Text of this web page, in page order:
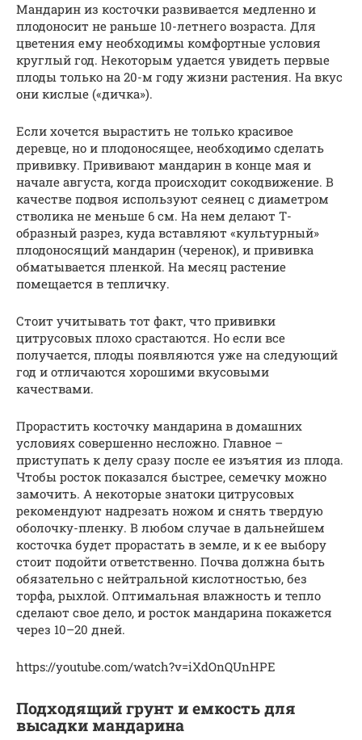
Мандарин из косточки развивается медленно и
плодоносит не раньше 10-летнего возраста. Для
цветения ему необходимы комфортные условия
круглый год. Некоторым удается увидеть первые
плоды только на 20-м году жизни растения. На вкус
они кислые («дичка»).
Если хочется вырастить не только красивое
деревце, но и плодоносящее, необходимо сделать
прививку. Прививают мандарин в конце мая и
начале августа, когда происходит сокодвижение. В
качестве подвоя используют сеянец с диаметром
стволика не меньше 6 см. На нем делают Т-
образный разрез, куда вставляют «культурный»
плодоносящий мандарин (черенок), и прививка
обматывается пленкой. На месяц растение
помещается в тепличку.
Стоит учитывать тот факт, что прививки
цитрусовых плохо срастаются. Но если все
получается, плоды появляются уже на следующий
год и отличаются хорошими вкусовыми
качествами.
Прорастить косточку мандарина в домашних
условиях совершенно несложно. Главное –
приступать к делу сразу после ее изъятия из плода.
Чтобы росток показался быстрее, семечку можно
замочить. А некоторые знатоки цитрусовых
рекомендуют надрезать ножом и снять твердую
оболочку-пленку. В любом случае в дальнейшем
косточка будет прорастать в земле, и к ее выбору
стоит подойти ответственно. Почва должна быть
обязательно с нейтральной кислотностью, без
торфа, рыхлой. Оптимальная влажность и тепло
сделают свое дело, и росток мандарина покажется
через 10–20 дней.
https://youtube.com/watch?v=iXdOnQUnHPE
Подходящий грунт и емкость для
высадки мандарина